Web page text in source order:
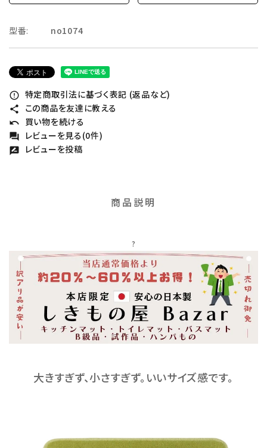
型番: no1074
error_outline 特定商取引法に基づく表記 (返品など)
share この商品を友達に教える
undo 買い物を続ける
forum レビューを見る(0件)
rate_review レビューを投稿
商品説明
?
大きすぎず、小さすぎず。いいサイズ感です。